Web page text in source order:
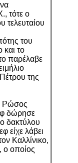
τότε ο
τελευταίου
του
και το
παρέλαβε
της
Ρώσος
δώρησε
δακτύλου
είχε λάβει
Καλλίνικο,
οποίος